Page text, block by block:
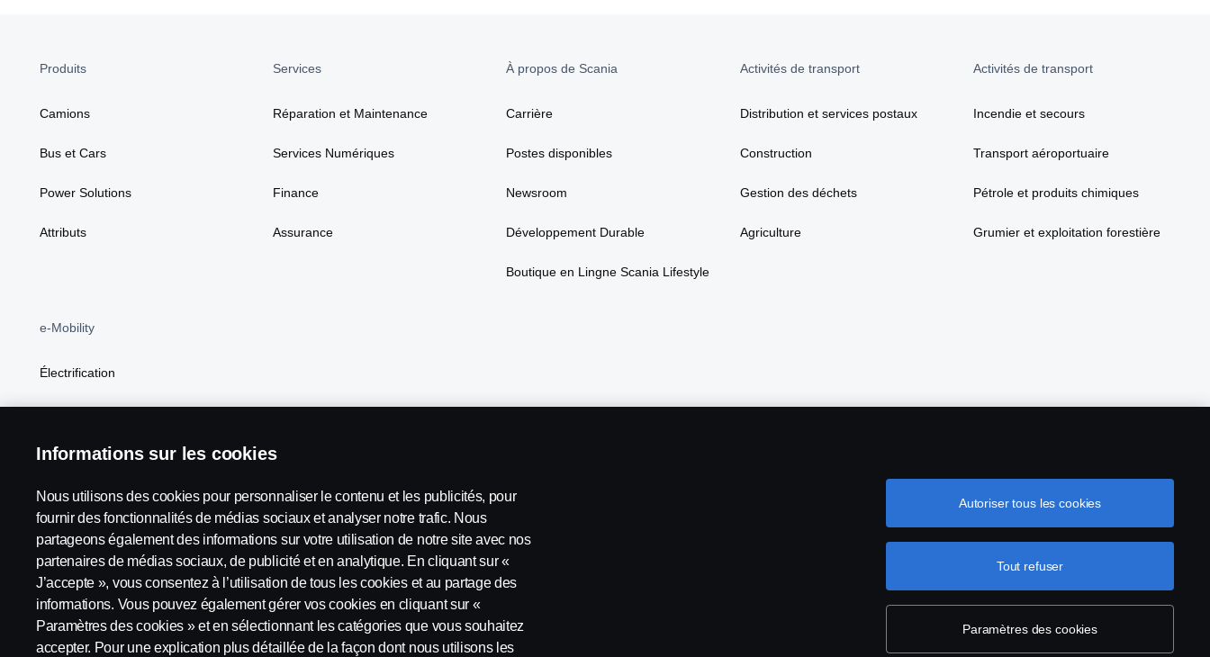
Produits
Camions
Bus et Cars
Power Solutions
Attributs
Services
Réparation et Maintenance
Services Numériques
Finance
Assurance
À propos de Scania
Carrière
Postes disponibles
Newsroom
Développement Durable
Boutique en Lingne Scania Lifestyle
Activités de transport
Distribution et services postaux
Construction
Gestion des déchets
Agriculture
Activités de transport
Incendie et secours
Transport aéroportuaire
Pétrole et produits chimiques
Grumier et exploitation forestière
e-Mobility
Électrification
Scania in Your Region: Belgique
Avis juridique Déclaration de confidentialité Conditions générales Contactez-nous Politique de cookies Paramètres des cookies
Informations sur les cookies
Nous utilisons des cookies pour personnaliser le contenu et les publicités, pour
fournir des fonctionnalités de médias sociaux et analyser notre trafic. Nous
partageons également des informations sur votre utilisation de notre site avec nos
partenaires de médias sociaux, de publicité et en analytique. En cliquant sur «
J’accepte », vous consentez à l’utilisation de tous les cookies et au partage des
informations. Vous pouvez également gérer vos cookies en cliquant sur «
Paramètres des cookies » et en sélectionnant les catégories que vous souhaitez
accepter. Pour une explication plus détaillée de la façon dont nous utilisons les
Paramètres des cookies
Tout refuser
Autoriser tous les cookies